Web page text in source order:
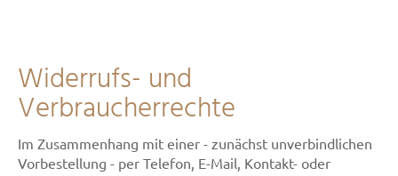
Widerrufs- und
Verbraucherrechte
Im Zusammenhang mit einer - zunächst unverbindlichen
Vorbestellung - per Telefon, E-Mail, Kontakt- oder